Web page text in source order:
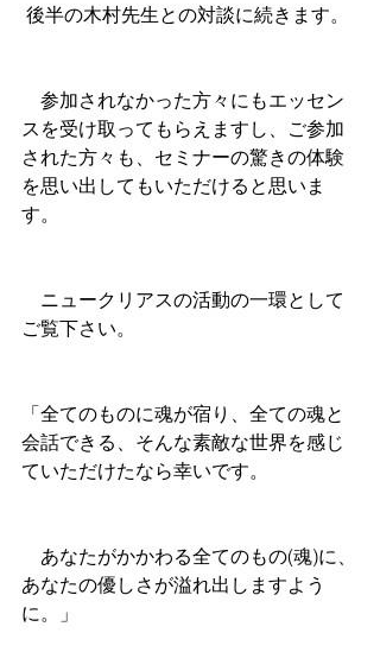
後半の木村先生との対談に続きます。
参加されなかった方々にもエッセン
スを受け取ってもらえますし、ご参加
された方々も、セミナーの驚きの体験
を思い出してもいただけると思いま
す。
ニュークリアスの活動の一環として
ご覧下さい。
「全てのものに魂が宿り、全ての魂と
会話できる、そんな素敵な世界を感じ
ていただけたなら幸いです。
あなたがかかわる全てのもの(魂)に、
あなたの優しさが溢れ出しますよう
に。」